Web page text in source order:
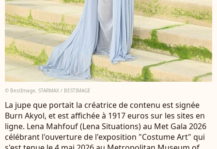
© BestImage, STARMAX / BESTIMAGE
La jupe que portait la créatrice de contenu est signée
Burn Akyol, et est affichée à 1917 euros sur les sites en
ligne. Lena Mahfouf (Lena Situations) au Met Gala 2026
célébrant l'ouverture de l'exposition "Costume Art" qui